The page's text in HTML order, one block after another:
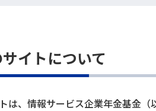
イトについて
は、情報サービス企業年金基金（